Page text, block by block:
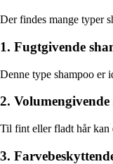
Der findes mange typer
1. Fugtgivende
Denne type shampoo er
2. Volumengivende
Til fint eller fladt hår kan
3.